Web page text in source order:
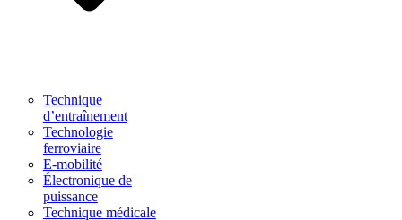
Technique
d’entraînement
Technologie
ferroviaire
E-mobilité
Électronique de
puissance
Technique médicale